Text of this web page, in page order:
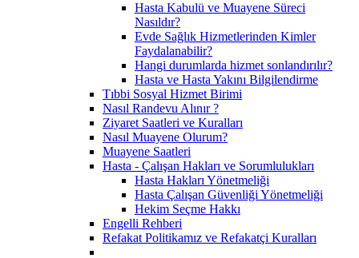
Hasta Kabulü ve Muayene Süreci
Nasıldır?
Evde Sağlık Hizmetlerinden Kimler
Faydalanabilir?
Hangi durumlarda hizmet sonlandırılır?
Hasta ve Hasta Yakını Bilgilendirme
Tıbbi Sosyal Hizmet Birimi
Nasıl Randevu Alınır ?
Ziyaret Saatleri ve Kuralları
Nasıl Muayene Olurum?
Muayene Saatleri
Hasta - Çalışan Hakları ve Sorumlulukları
Hasta Hakları Yönetmeliği
Hasta Çalışan Güvenliği Yönetmeliği
Hekim Seçme Hakkı
Engelli Rehberi
Refakat Politikamız ve Refakatçi Kuralları